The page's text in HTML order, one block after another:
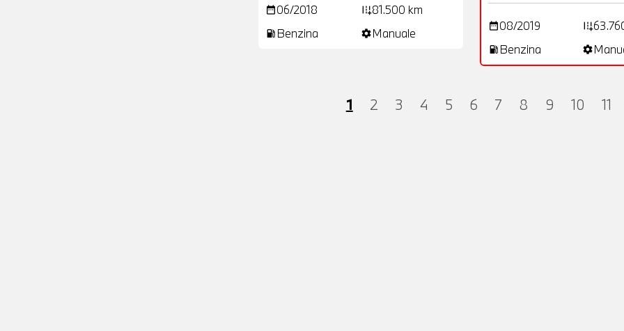
date_range06/2018 add_road81.500 km
local_gas_station Benzina settingsManuale date_range08/2019 add_road
local_gas_station Benzina settings
1 2 3 4 5 6 7 8 9 10 11